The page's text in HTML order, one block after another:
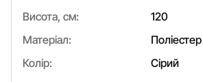
Висота, см:
120
Матеріал:
Поліестер
Колір:
Сірий